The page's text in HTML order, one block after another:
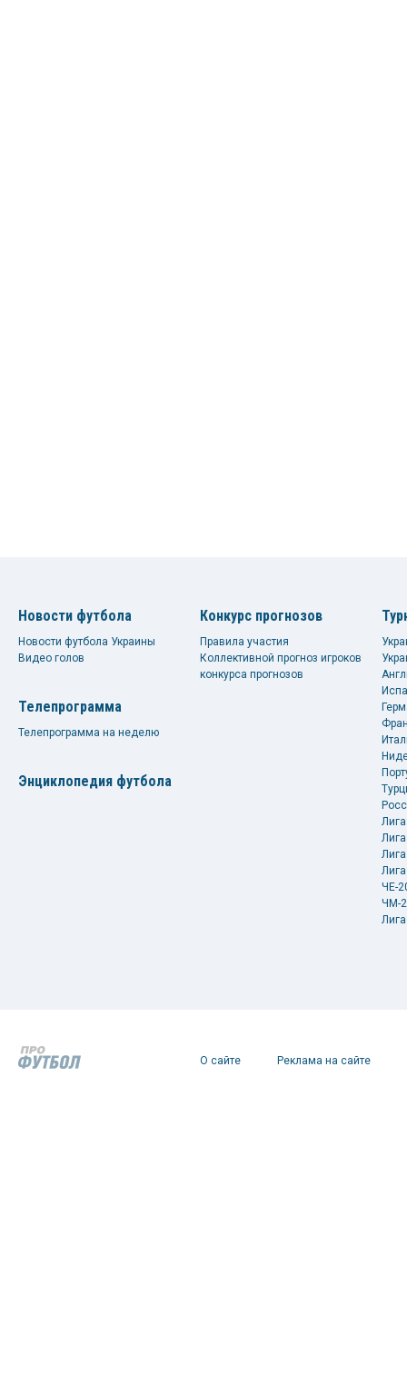
Новости футбола
Новости футбола Украины
Видео голов
Телепрограмма
Телепрограмма на неделю
Энциклопедия футбола
Конкурс прогнозов
Правила участия
Коллективной прогноз игроков
конкурса прогнозов
ЧЕ-
ЧМ-
О сайте Реклама на сайте